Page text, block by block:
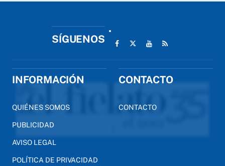
SÍGUENOS
INFORMACIÓN
QUIÉNES SOMOS
PUBLICIDAD
AVISO LEGAL
POLÍTICA DE PRIVACIDAD
CONTACTO
CONTACTO